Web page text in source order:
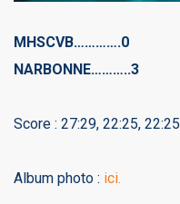
MHSCVB………….0
NARBONNE………..3
Score : 27:29, 22:25, 22:25
Album photo : ici.